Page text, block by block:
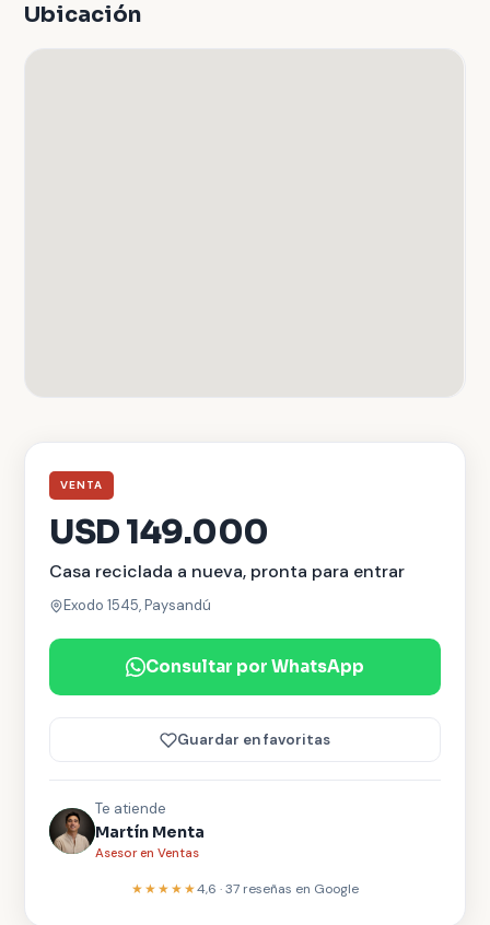
Ubicación
VENTA
USD 149.000
Casa reciclada a nueva, pronta para entrar
Exodo 1545, Paysandú
Consultar por WhatsApp
Guardar en favoritas
Te atiende
Martín Menta
Asesor en Ventas
★★★★★4,6 ·37 reseñas en Google